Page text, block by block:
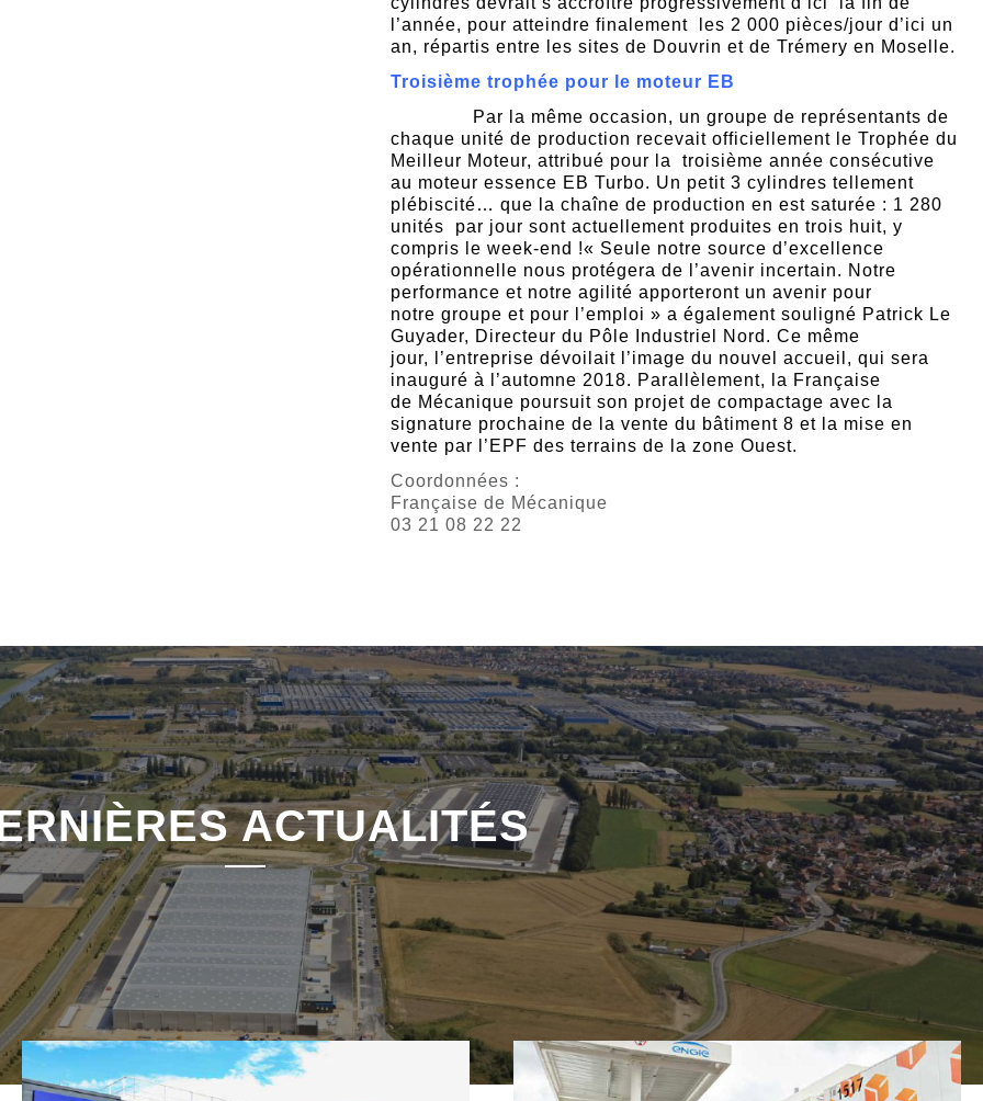
l’année, pour atteindre finalement les 2 000 pièces/jour d’ici un
an, répartis entre les sites de Douvrin et de Trémery en Moselle.
Troisième trophée pour le moteur EB
Par la même occasion, un groupe de représentants de
chaque unité de production recevait officiellement le Trophée du
Meilleur Moteur, attribué pour la
troisième année consécutive
au moteur essence EB Turbo. Un petit 3 cylindres tellement
plébiscité… que la chaîne de production en est saturée : 1 280
unités
par jour sont actuellement produites en trois huit, y
compris le week-end !« Seule notre source d’excellence
opérationnelle nous protégera de l’avenir incertain. Notre
performance et notre agilité apporteront un avenir pour
notre groupe et pour l’emploi » a également souligné Patrick Le
Guyader, Directeur du Pôle Industriel Nord. Ce même
jour, l’entreprise dévoilait l’image du nouvel accueil, qui sera
inauguré à l’automne 2018. Parallèlement, la Française
de Mécanique poursuit son projet de compactage avec la
signature prochaine de la vente du bâtiment 8 et la mise en
vente par l’EPF des terrains de la zone Ouest.
Coordonnées :
Française de Mécanique
03 21 08 22 22
ACTUALITÉS